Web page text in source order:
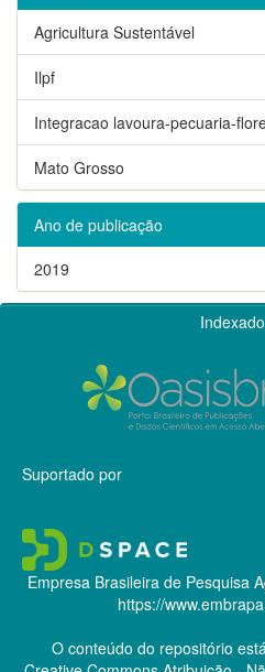
Agricultura Sustentável
Ilpf
Integracao lavoura-pecuaria-
Mato Grosso
Ano de publicação
2019
Suportado por
Empresa Brasileira de Pesquisa
https://
O conteúdo do repositório